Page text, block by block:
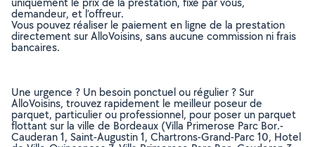
demandeur, et l’offreur.
Vous pouvez réaliser le paiement en ligne de la prestation
directement sur AlloVoisins, sans aucune commission ni frais
bancaires.
Une urgence ? Un besoin ponctuel ou régulier ? Sur
AlloVoisins, trouvez rapidement le meilleur poseur de
parquet, particulier ou professionnel, pour poser un parquet
flottant sur la ville de Bordeaux (Villa Primerose Parc Bor.-
Cauderan 1, Saint-Augustin 1, Chartrons-Grand-Parc 10, Hotel